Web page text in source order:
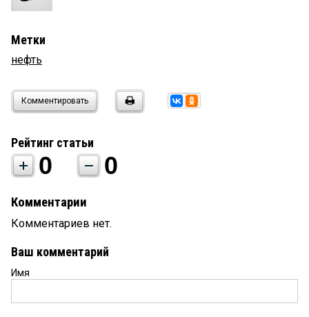
Метки
нефть
Комментировать
Рейтинг статьи
0 0
Комментарии
Комментариев нет.
Ваш комментарий
Имя